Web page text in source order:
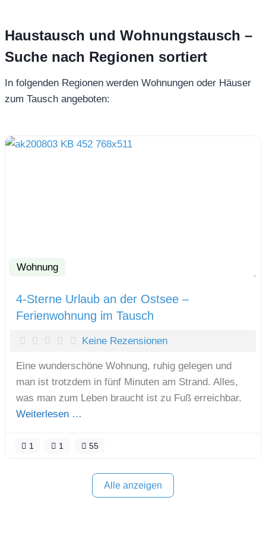
Haustausch und Wohnungstausch –
Suche nach Regionen sortiert
In folgenden Regionen werden Wohnungen oder Häuser
zum Tausch angeboten:
Wohnung
4-Sterne Urlaub an der Ostsee –
Ferienwohnung im Tausch
Keine Rezensionen
Eine wunderschöne Wohnung, ruhig gelegen und
man ist trotzdem in fünf Minuten am Strand. Alles,
was man zum Leben braucht ist zu Fuß erreichbar.
Weiterlesen …
1 1 55
Alle anzeigen